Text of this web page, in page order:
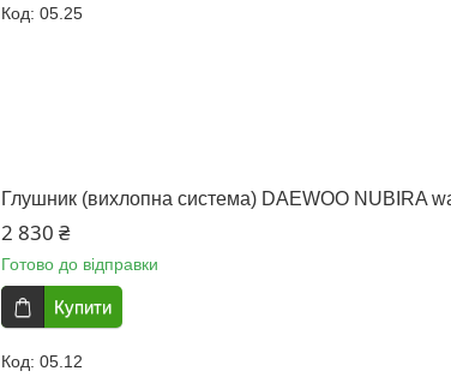
05.25
Глушник (вихлопна система) DAEWOO NUBIRA
2 830 ₴
Готово до відправки
Купити
05.12